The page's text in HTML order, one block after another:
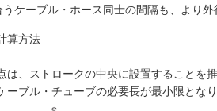
ケーブル・ホース同士の間隔も、より
算方法
は、ストロークの中央に設置することを
ーブル・チューブの必要長が最小限とな